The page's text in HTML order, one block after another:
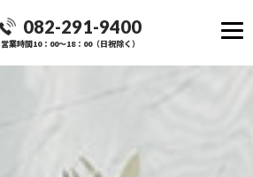
082-291-9400
営業時間10：00～18：00（日祝除く）